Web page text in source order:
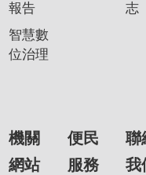
網
站
導
首
頁
報告
智慧數
位治理
志
機關
網站
便民
服務
聯
我